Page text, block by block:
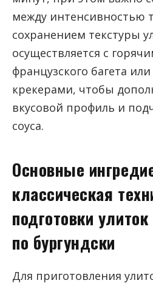
между интенсивностью
сохранением текстуры
осуществляется с
французского багета
крекерами, чтобы
вкусовой профиль и
соуса.
Основные
классическая
подготовки
по бургундски
Для приготовления